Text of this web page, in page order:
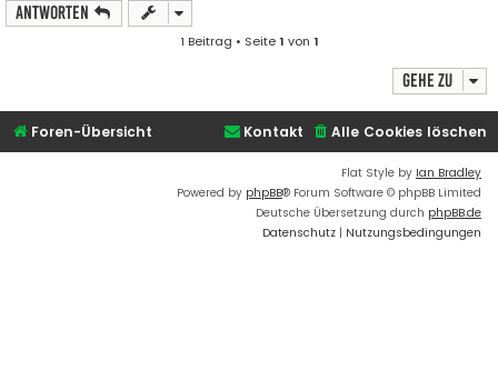
Antworten
1 Beitrag • Seite1 von 1
Gehe zu
Foren-Übersicht Alle Cookies löschen
Kontakt
Flat Style by Ian Bradley
Powered by phpBB® Forum Software © phpBB Limited
Deutsche Übersetzung durch phpBB.de
Datenschutz | Nutzungsbedingungen